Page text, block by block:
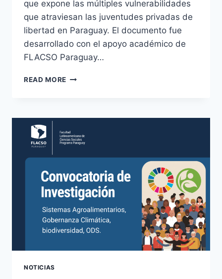
que expone las múltiples vulnerabilidades
que atraviesan las juventudes privadas de
libertad en Paraguay. El documento fue
desarrollado con el apoyo académico de
FLACSO Paraguay…
READ MORE
NOTICIAS